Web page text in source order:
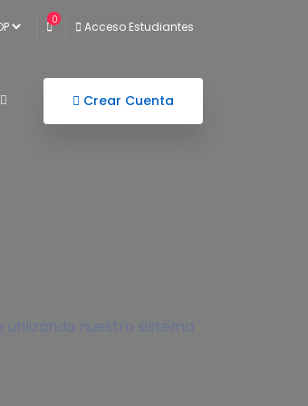
0 Acceso Estudiantes
Crear Cuenta
utilizando nuestro sistema